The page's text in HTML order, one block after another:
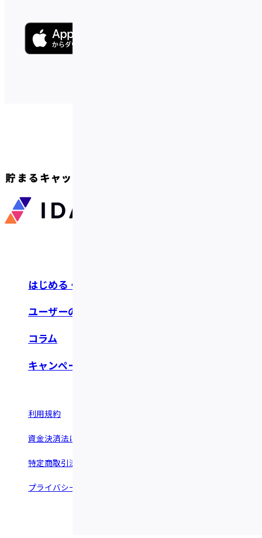
はじめる・つかう
ユーザーの声
コラム
キャンペーン
利用規約
資金決済法に基づく表示
特定商取引法に基づく表示
プライバシーポリシー